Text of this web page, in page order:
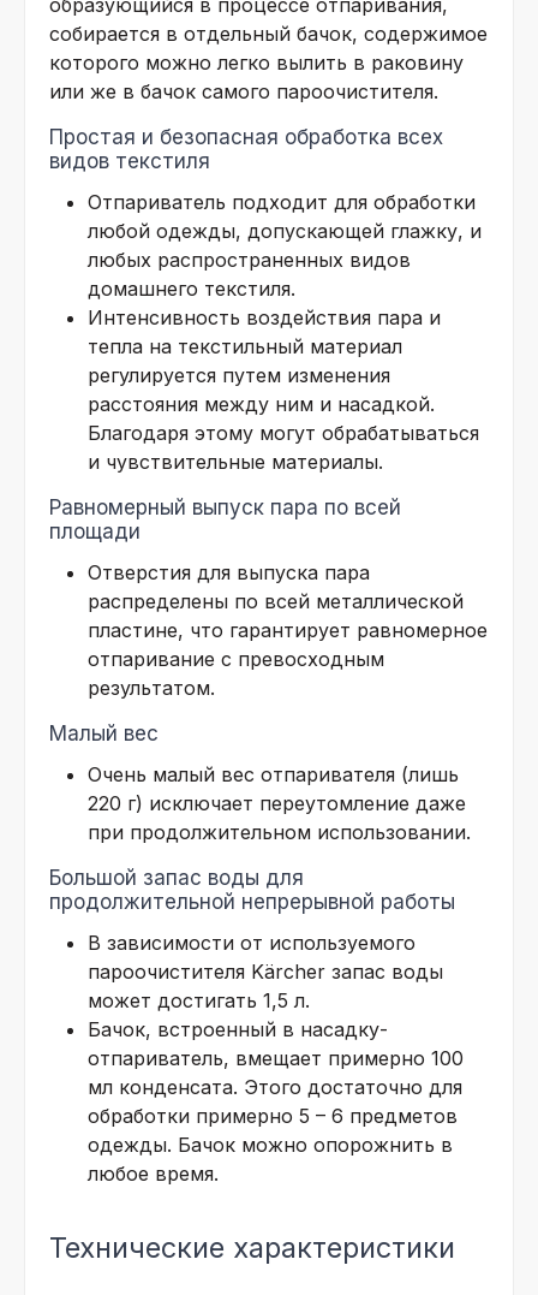
образующийся в процессе отпаривания,
собирается в отдельный бачок, содержимое
которого можно легко вылить в раковину
или же в бачок самого пароочистителя.
Простая и безопасная обработка всех
видов текстиля
Отпариватель подходит для обработки
любой одежды, допускающей глажку, и
любых распространенных видов
домашнего текстиля.
Интенсивность воздействия пара и
тепла на текстильный материал
регулируется путем изменения
расстояния между ним и насадкой.
Благодаря этому могут обрабатываться
и чувствительные материалы.
Равномерный выпуск пара по всей
площади
Отверстия для выпуска пара
распределены по всей металлической
пластине, что гарантирует равномерное
отпаривание с превосходным
результатом.
Малый вес
Очень малый вес отпаривателя (лишь
220 г) исключает переутомление даже
при продолжительном использовании.
Большой запас воды для
продолжительной непрерывной работы
В зависимости от используемого
пароочистителя Kärcher запас воды
может достигать 1,5 л.
Бачок, встроенный в насадку-
отпариватель, вмещает примерно 100
мл конденсата. Этого достаточно для
обработки примерно 5 – 6 предметов
одежды. Бачок можно опорожнить в
любое время.
Технические характеристики